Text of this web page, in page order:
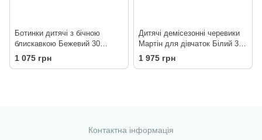
Ботинки дитячі з бічною
блискавкою Бежевий 30
18,5см
1 075 грн
Дитячі демісезонні черевики
Мартін для дівчаток Білий 34
21,4см
1 975 грн
Контактна інформація